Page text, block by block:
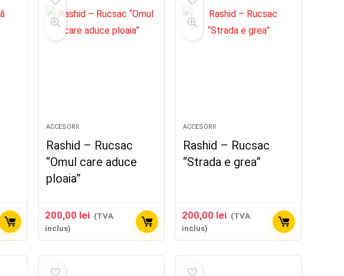
ACCESORII
Rashid – Rucsac
“Omul care aduce
ploaia”
200,00 lei (TVA
inclus)
ACCESORII
Rashid – Rucsac
“Strada e grea”
200,00 lei (TVA
inclus)